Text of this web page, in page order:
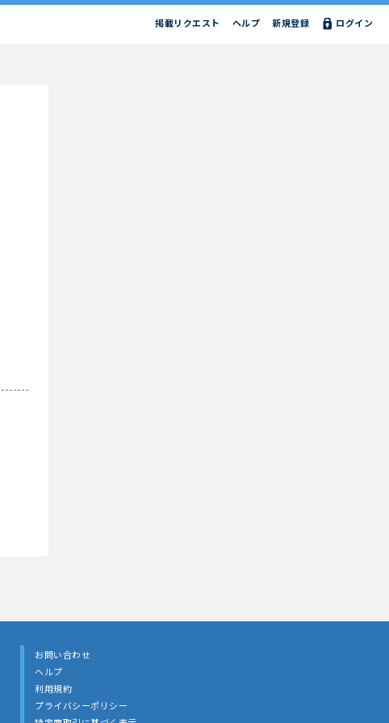
ログイン
新規登録
ヘルプ
掲載リクエスト
お問い合わせ
ヘルプ
利用規約
プライバシーポリシー